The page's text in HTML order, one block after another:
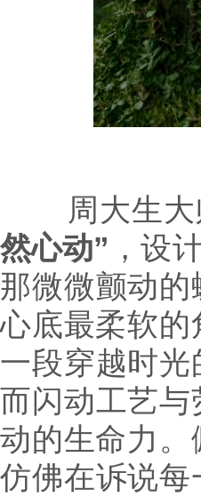
周大生大师
然心动” ，设
那微微颤动
心底最柔软的
一段穿越时
而闪动工艺
动的生命力。
仿佛在诉说